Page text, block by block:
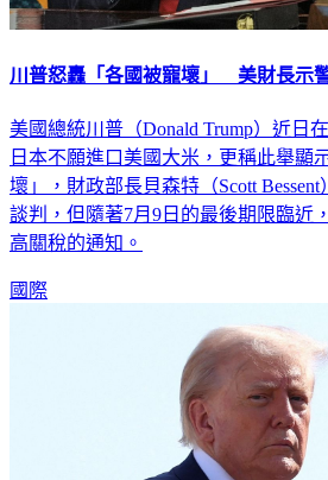
川普怒轟「各國被寵壞」 美財長示
美國總統川普（Donald Trump）近日
日本不願進口美國大米，更稱此舉顯
壞」，財政部長貝森特（Scott
談判，但隨著7月9日的最後期限臨近
高關稅的通知。
國際